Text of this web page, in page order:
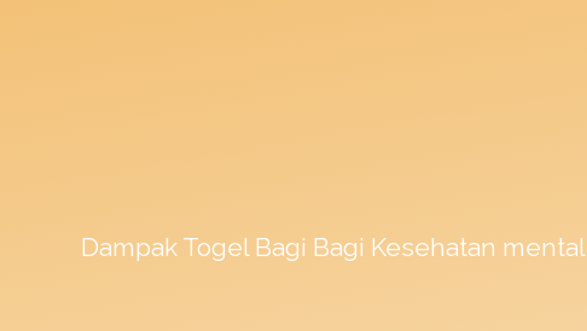
Dampak TogelBagi Bagi Kesehatan mental